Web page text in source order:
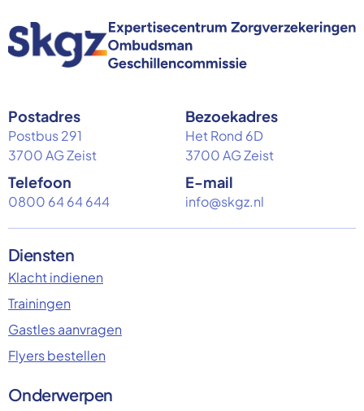
Postadres
Postbus 291
3700 AG Zeist
Bezoekadres
Het Rond 6D
3700 AG Zeist
Telefoon
0800 64 64 644
E-mail
info@skgz.nl
Diensten
Klacht indienen
Trainingen
Gastles aanvragen
Flyers bestellen
Onderwerpen